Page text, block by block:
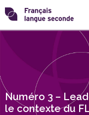
Skip
to
content
Transformons
langue
Numéro 3 –
le contexte du